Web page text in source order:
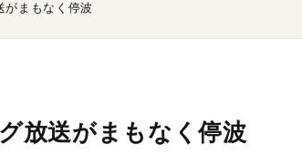
がまもなく停波
放送がまもなく停波